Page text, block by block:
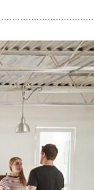
レ
お客
レ